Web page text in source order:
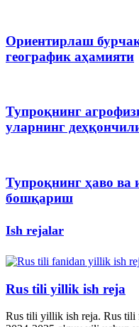
Ориентирлаш
географик аҳамияти
Тупроқнинг
уларнинг
Тупроқнинг ҳаво ва
бошқариш
Ish rejalar
Rus tili yillik ish reja
Rus tili yillik ish reja. Rus tili